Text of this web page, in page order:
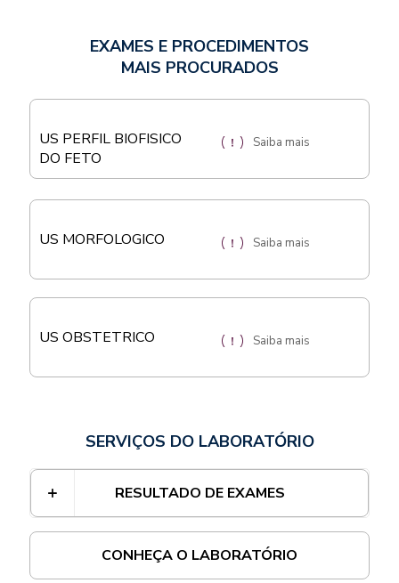
EXAMES E PROCEDIMENTOS
MAIS PROCURADOS
US PERFIL BIOFISICO
DO FETO
Saiba mais
US MORFOLOGICO Saiba mais
US OBSTETRICO Saiba mais
SERVIÇOS DO LABORATÓRIO
RESULTADO DE EXAMES
CONHEÇA O LABORATÓRIO